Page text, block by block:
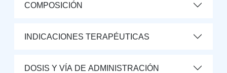
COMPOSICIÓN
INDICACIONES TERAPÉUTICAS
DOSIS Y VÍA DE ADMINISTRACIÓN